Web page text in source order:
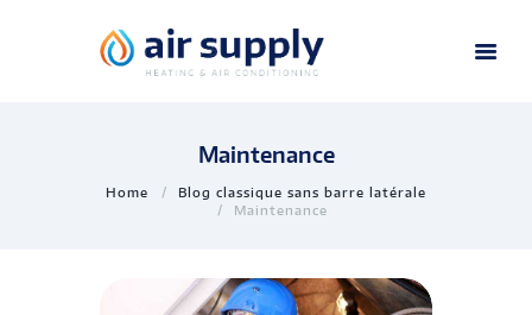
Maintenance
Home
Blog classique sans barre latérale
Maintenance